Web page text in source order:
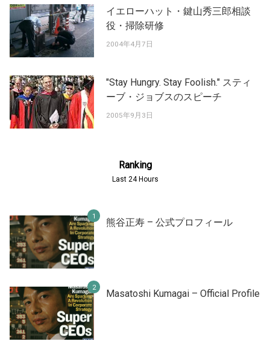
イエローハット・鍵山秀三郎相談
役・掃除研修
2004年4月7日
"Stay Hungry. Stay Foolish." スティ
ーブ・ジョブスのスピーチ
2005年9月3日
Ranking
Last 24 Hours
熊谷正寿 – 公式プロフィール
Masatoshi Kumagai – Official Profile